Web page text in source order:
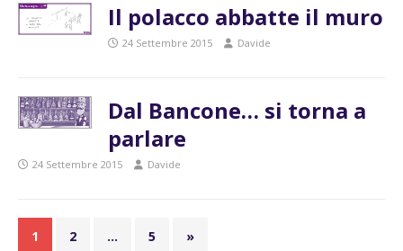
Il polacco abbatte il muro
24 Settembre 2015 Davide
Dal Bancone… si torna a
parlare
24 Settembre 2015 Davide
1 2 … 5 »